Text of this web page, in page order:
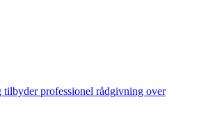
tilbyder professionel rådgivning over